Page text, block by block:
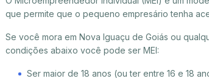
que permite que o pequeno empresário tenha
Se você mora em Nova Iguaçu de Goiás ou
condições abaixo você pode ser MEI:
Ser maior de 18 anos (ou ter entre 16 e 18